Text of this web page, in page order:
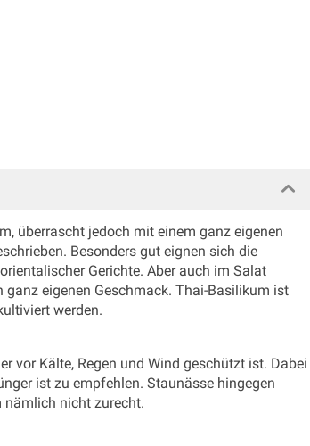
überrascht jedoch mit einem ganz eigenen
Besonders gut eignen sich die
Gerichte. Aber auch im Salat
eigenen Geschmack. Thai-Basilikum ist
werden.
vor Kälte, Regen und Wind geschützt ist. Dabei
ist zu empfehlen. Staunässe hingegen
nicht zurecht.